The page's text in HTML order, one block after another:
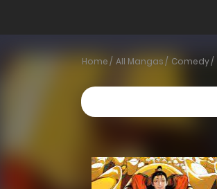
Home All Mangas Comedy